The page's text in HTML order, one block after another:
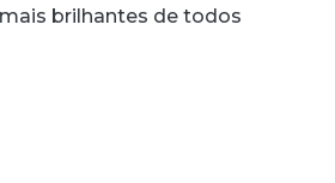
brilhantes de todos